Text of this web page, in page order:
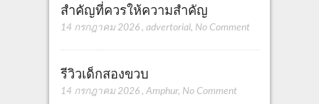
สำคัญที่ควรให้ความสำคัญ
14 กรกฎาคม 2026 , advertorial, No Comment
รีวิวเด็กสองขวบ
14 กรกฎาคม 2026 , Amphur, No Comment